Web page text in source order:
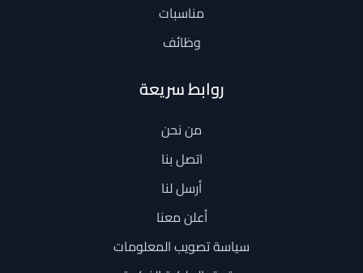
مناسبات
وظائف
روابط سريعة
من نحن
اتصل بنا
أرسل لنا
أعلن معنا
سياسة تصويب المعلومات